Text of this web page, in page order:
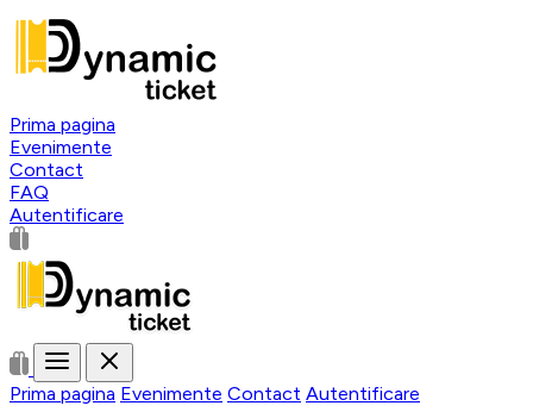
Prima pagina
Evenimente
Contact
FAQ
Autentificare
Prima pagina Evenimente Contact Autentificare